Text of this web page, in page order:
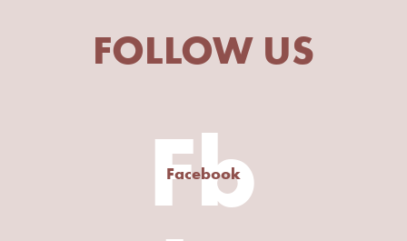
FOLLOW US
Fb
Facebook